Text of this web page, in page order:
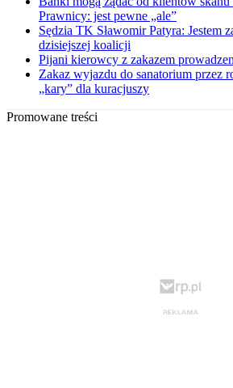
Prawnicy: jest pewne „ale”
Sędzia TK Sławomir Patyra: Jestem
dzisiejszej koalicji
Pijani kierowcy z zakazem
Zakaz wyjazdu do sanatorium przez
„kary” dla kuracjuszy
Promowane treści